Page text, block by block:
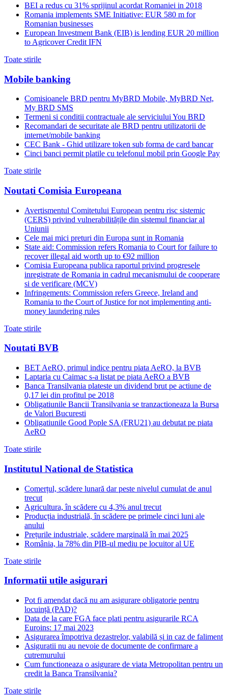
BEI a redus cu 31% sprijinul acordat Romaniei in 2018
Romania implements SME Initiative: EUR 580 m for
Romanian businesses
European Investment Bank (EIB) is lending EUR 20 million
to Agricover Credit IFN
Toate stirile
Mobile banking
Comisioanele BRD pentru MyBRD Mobile, MyBRD Net,
My BRD SMS
Termeni si conditii contractuale ale serviciului You BRD
Recomandari de securitate ale BRD pentru utilizatorii de
internet/mobile banking
CEC Bank - Ghid utilizare token sub forma de card bancar
Cinci banci permit platile cu telefonul mobil prin Google Pay
Toate stirile
Noutati Comisia Europeana
Avertismentul Comitetului European pentru risc sistemic
(CERS) privind vulnerabilitățile din sistemul financiar al
Uniunii
Cele mai mici preturi din Europa sunt in Romania
State aid: Commission refers Romania to Court for failure to
recover illegal aid worth up to €92 million
Comisia Europeana publica raportul privind progresele
inregistrate de Romania in cadrul mecanismului de cooperare
si de verificare (MCV)
Infringements: Commission refers Greece, Ireland and
Romania to the Court of Justice for not implementing anti-
money laundering rules
Toate stirile
Noutati BVB
BET AeRO, primul indice pentru piata AeRO, la BVB
Laptaria cu Caimac s-a listat pe piata AeRO a BVB
Banca Transilvania plateste un dividend brut pe actiune de
0,17 lei din profitul pe 2018
Obligatiunile Bancii Transilvania se tranzactioneaza la Bursa
de Valori Bucuresti
Obligatiunile Good Pople SA (FRU21) au debutat pe piata
AeRO
Toate stirile
Institutul National de Statistica
Comerțul, scădere lunară dar peste nivelul cumulat de anul
trecut
Agricultura, în scădere cu 4,3% anul trecut
Producția industrială, în scădere pe primele cinci luni ale
anului
Prețurile industriale, scădere marginală în mai 2025
România, la 78% din PIB-ul mediu pe locuitor al UE
Toate stirile
Informatii utile asigurari
Pot fi amendat dacă nu am asigurare obligatorie pentru
locuință (PAD)?
Data de la care FGA face plati pentru asigurarile RCA
Euroins: 17 mai 2023
Asigurarea împotriva dezastrelor, valabilă și in caz de faliment
Asiguratii nu au nevoie de documente de confirmare a
cutremurului
Cum functioneaza o asigurare de viata Metropolitan pentru un
credit la Banca Transilvania?
Toate stirile